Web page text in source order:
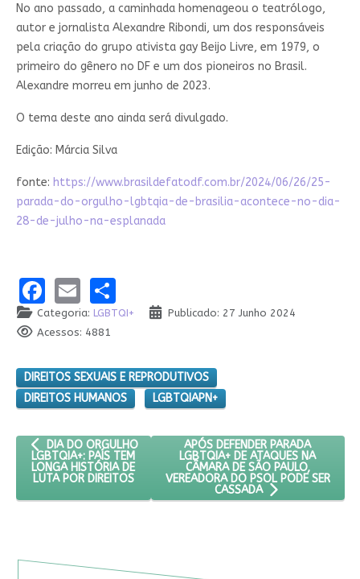
No ano passado, a caminhada homenageou o teatrólogo,
autor e jornalista Alexandre Ribondi, um dos responsáveis
pela criação do grupo ativista gay Beijo Livre, em 1979, o
primeiro do gênero no DF e um dos pioneiros no Brasil.
Alexandre morreu em junho de 2023.
O tema deste ano ainda será divulgado.
Edição: Márcia Silva
fonte: https://www.brasildefatodf.com.br/2024/06/26/25-
parada-do-orgulho-lgbtqia-de-brasilia-acontece-no-dia-
28-de-julho-na-esplanada
Facebook
EmailShare
Categoria: LGBTQI+
Publicado: 27 Junho 2024
Acessos: 4881
DIREITOS SEXUAIS E REPRODUTIVOS
DIREITOS HUMANOS
LGBTQIAPN+
ARTIGO ANTERIOR: DIA DO ORGULHO LGBTQIA+: PAÍS TEM
DIA DO ORGULHO
LGBTQIA+: PAÍS TEM
LONGA HISTÓRIA DE
LUTA POR DIREITOS
PRÓXIMO ARTIGO: APÓS
APÓS DEFENDER PARADA
LGBTQIA+ DE ATAQUES NA
CÂMARA DE SÃO PAULO,
VEREADORA DO PSOL PODE SER
CASSADA